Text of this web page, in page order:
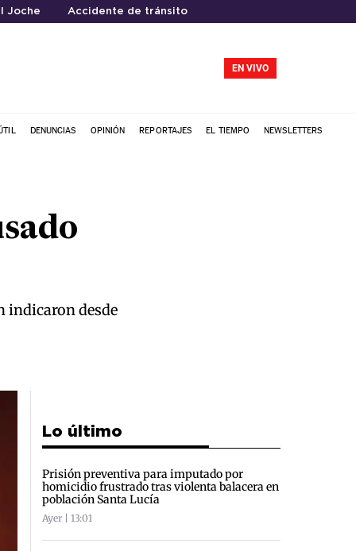
Joche Accidente de tránsito
EN VIVO
DENUNCIAS OPINIÓN REPORTAJES EL TIEMPO NEWSLETTERS
indicaron desde
Lo último
Prisión preventiva para imputado por
homicidio frustrado tras violenta balacera en
población Santa Lucía
Ayer | 13:01